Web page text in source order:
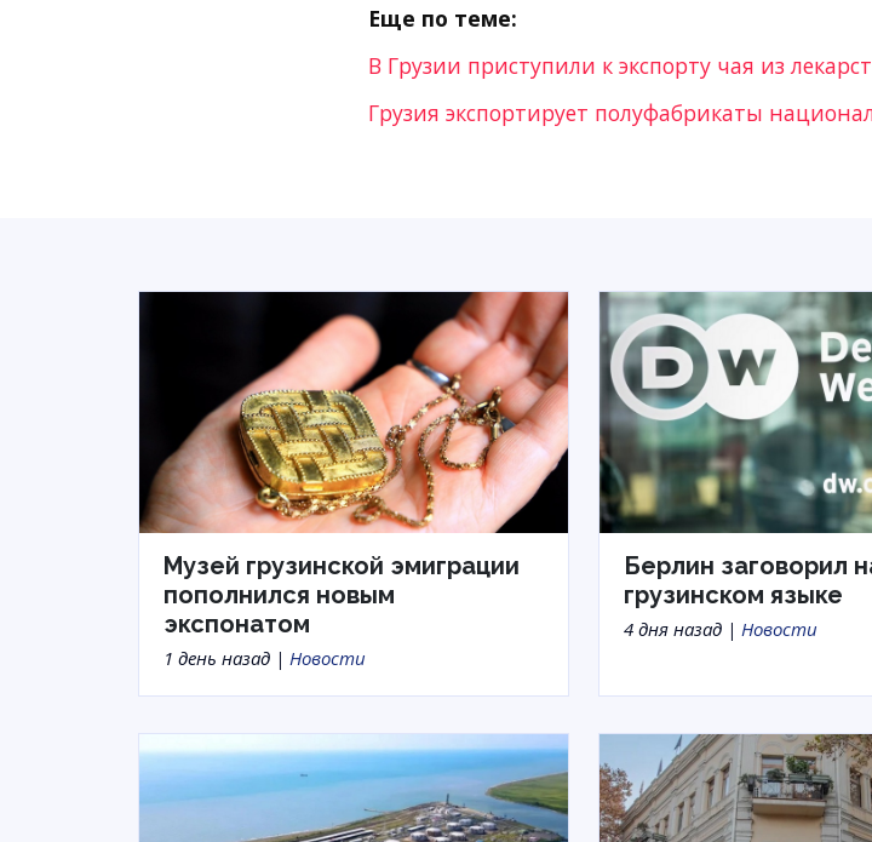
Еще по теме:
В Грузии приступили к экспорту чая из
Грузия экспортирует полуфабрикаты
Музей грузинской эмиграции
пополнился новым
экспонатом
1 день назад | Новости
Берлин заговорил
грузинском языке
4 дня назад | Новости